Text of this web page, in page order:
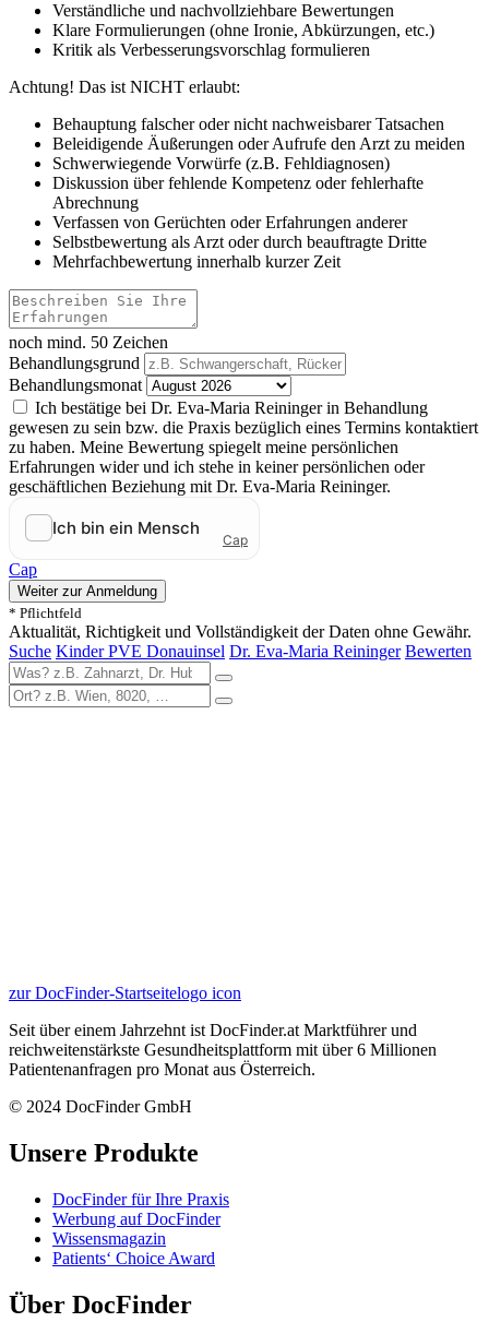
Verständliche und nachvollziehbare Bewertungen
Klare Formulierungen (ohne Ironie, Abkürzungen, etc.)
Kritik als Verbesserungsvorschlag formulieren
Achtung! Das ist NICHT erlaubt:
Behauptung falscher oder nicht nachweisbarer Tatsachen
Beleidigende Äußerungen oder Aufrufe den Arzt zu meiden
Schwerwiegende Vorwürfe (z.B. Fehldiagnosen)
Diskussion über fehlende Kompetenz oder fehlerhafte
Abrechnung
Verfassen von Gerüchten oder Erfahrungen anderer
Selbstbewertung als Arzt oder durch beauftragte Dritte
Mehrfachbewertung innerhalb kurzer Zeit
noch mind. 50 Zeichen
Behandlungsgrund
Behandlungsmonat
Ich bestätige bei Dr. Eva-Maria Reininger in Behandlung
gewesen zu sein bzw. die Praxis bezüglich eines Termins kontaktiert
zu haben. Meine Bewertung spiegelt meine persönlichen
Erfahrungen wider und ich stehe in keiner persönlichen oder
geschäftlichen Beziehung mit Dr. Eva-Maria Reininger.
Cap
Weiter zur Anmeldung
* Pflichtfeld
Aktualität, Richtigkeit und Vollständigkeit der Daten ohne Gewähr.
Suche Kinder PVE Donauinsel Dr. Eva-Maria Reininger Bewerten
zur DocFinder-Startseitelogo icon
Seit über einem Jahrzehnt ist DocFinder.at Marktführer und
reichweitenstärkste Gesundheitsplattform mit über 6 Millionen
Patientenanfragen pro Monat aus Österreich.
© 2024 DocFinder GmbH
Unsere Produkte
DocFinder für Ihre Praxis
Werbung auf DocFinder
Wissensmagazin
Patients‘ Choice Award
Über DocFinder